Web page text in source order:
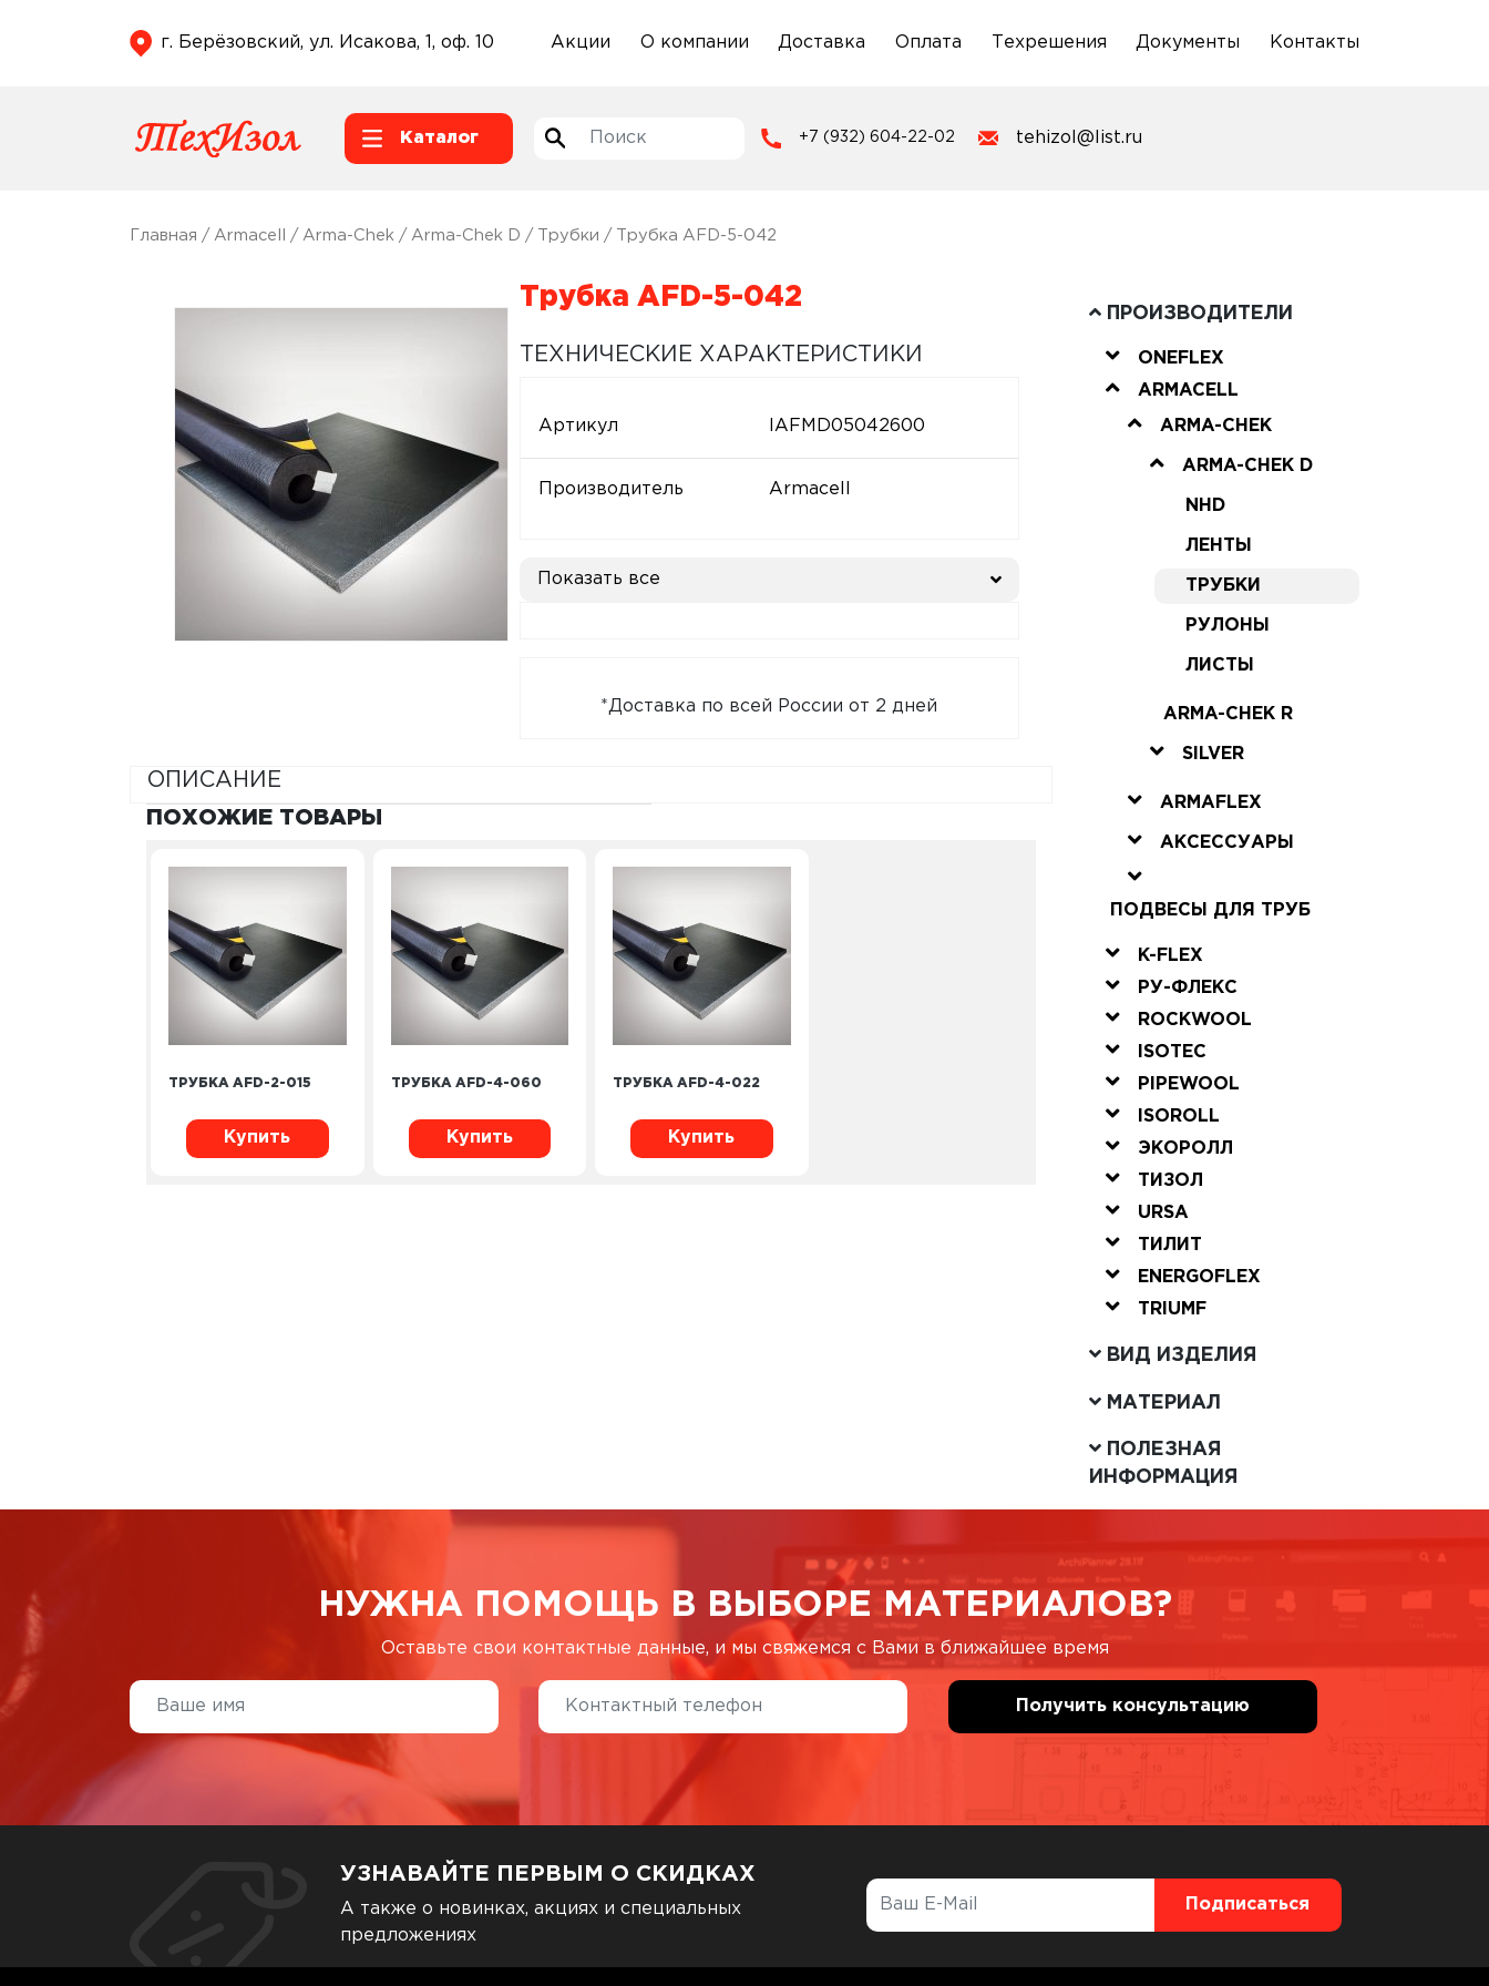
г. Берёзовский, ул. Исакова, 1, оф. 10 Акции О компании Доставка Оплата Техрешения Документы Контакты
Каталог +7 (932) 604-22-02 tehizol@list.ru
Главная / Armacell / Arma-Chek / Arma-Chek D / Трубки / Трубка AFD-5-042
Трубка AFD-5-042
ТЕХНИЧЕСКИЕ ХАРАКТЕРИСТИКИ
Артикул IAFMD05042600
Производитель Armacell
Показать все
*Доставка по всей России от 2 дней
ОПИСАНИЕ
ПОХОЖИЕ ТОВАРЫ
ТРУБКА AFD-2-015
Купить
ТРУБКА AFD-4-060
Купить
ТРУБКА AFD-4-022
Купить
ПРОИЗВОДИТЕЛИ
ONEFLEX
ARMACELL
ARMA-CHEK
ARMA-CHEK D
NHD
ЛЕНТЫ
ТРУБКИ
РУЛОНЫ
ЛИСТЫ
ARMA-CHEK R
SILVER
ARMAFLEX
АКСЕССУАРЫ
ПОДВЕСЫ ДЛЯ ТРУБ
K-FLEX
РУ-ФЛЕКС
ROCKWOOL
ISOTEC
PIPEWOOL
ISOROLL
ЭКОРОЛЛ
ТИЗОЛ
URSA
ТИЛИТ
ENERGOFLEX
TRIUMF
ВИД ИЗДЕЛИЯ
МАТЕРИАЛ
ПОЛЕЗНАЯ
ИНФОРМАЦИЯ
НУЖНА ПОМОЩЬ В ВЫБОРЕ МАТЕРИАЛОВ?
Оставьте свои контактные данные, и мы свяжемся с Вами в ближайшее время
УЗНАВАЙТЕ ПЕРВЫМ О СКИДКАХ
А также о новинках, акциях и специальных
предложениях